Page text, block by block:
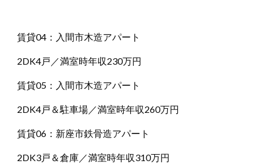
賃貸04：入間市木造アパート
2DK4戸／満室時年収230万円
賃貸05：入間市木造アパート
2DK4戸＆駐車場／満室時年収260万円
賃貸06：新座市鉄骨造アパート
2DK3戸＆倉庫／満室時年収310万円